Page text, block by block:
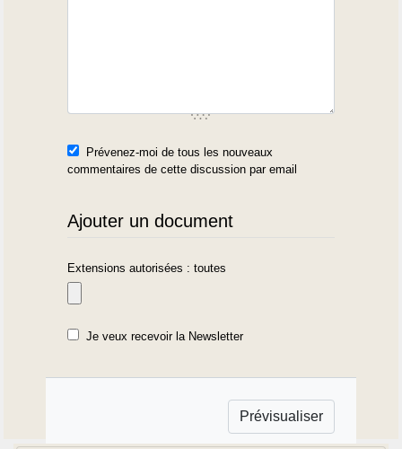
Prévenez-moi de tous les nouveaux
commentaires de cette discussion par email
Ajouter un document
Extensions autorisées : toutes
Je veux recevoir la Newsletter